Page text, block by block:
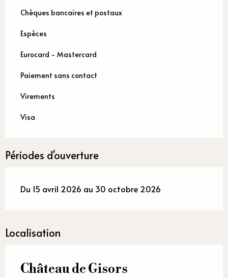
Chèques bancaires et postaux
Espèces
Eurocard - Mastercard
Paiement sans contact
Virements
Visa
Périodes d'ouverture
Du 15 avril 2026 au 30 octobre 2026
Localisation
Château de Gisors